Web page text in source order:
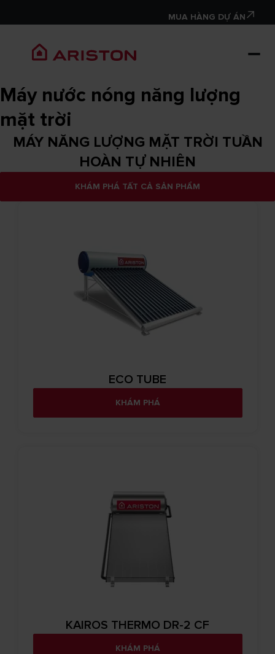
MUA HÀNG DỰ ÁN
Máy nước nóng năng lượng
mặt trời
MÁY NĂNG LƯỢNG MẶT TRỜI TUẦN
HOÀN TỰ NHIÊN
KHÁM PHÁ TẤT CẢ SẢN PHẨM
ECO TUBE
KHÁM PHÁ
KAIROS THERMO DR-2 CF
KHÁM PHÁ